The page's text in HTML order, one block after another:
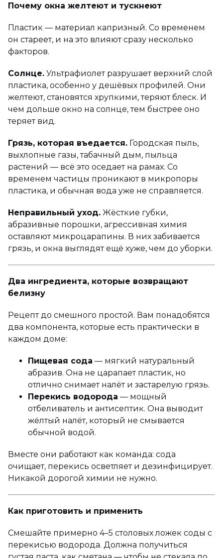
Почему окна желтеют и тускнеют
Пластик — материал капризный. Со временем
он стареет, и на это влияют сразу несколько
факторов.
Солнце. Ультрафиолет разрушает верхний слой
пластика, особенно у дешёвых профилей. Они
желтеют, становятся хрупкими, теряют блеск. И
чем дольше окно на солнце, тем быстрее оно
теряет вид.
Грязь, которая въедается. Городская пыль,
выхлопные газы, табачный дым, пыльца
растений — всё это оседает на рамах. Со
временем частицы проникают в микропоры
пластика, и обычная вода уже не справляется.
Неправильный уход. Жёсткие губки,
абразивные порошки, агрессивная химия
оставляют микроцарапины. В них забивается
грязь, и окна выглядят ещё хуже, чем до уборки.
Два ингредиента, которые возвращают
белизну
Рецепт до смешного простой. Вам понадобятся
два компонента, которые есть практически в
каждом доме:
Пищевая сода — мягкий натуральный
абразив. Она не царапает пластик, но
отлично снимает налёт и застарелую грязь.
Перекись водорода — мощный
отбеливатель и антисептик. Она выводит
жёлтый налёт, который не смывается
обычной водой.
Вместе они работают как команда: сода
очищает, перекись осветляет и дезинфицирует.
Никакой дорогой химии не нужно.
Как приготовить и применить
Смешайте примерно 4–5 столовых ложек соды с
перекисью водорода. Должна получиться